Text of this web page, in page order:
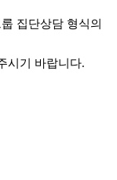
집단상담 형식의
시기 바랍니다.